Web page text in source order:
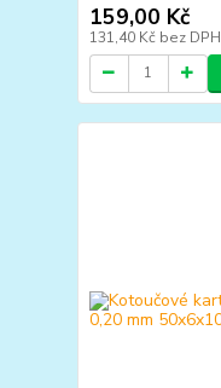
159,00 Kč
131,40 Kč bez DPH